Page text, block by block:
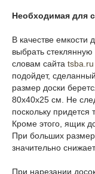
Необходимая для
В качестве емкости
выбрать
словам сайта tsba.ru
подойдет,
размер доски
80х40х25 см. Не
поскольку придется
Кроме этого, ящик
При больших
значительно
При нарезании